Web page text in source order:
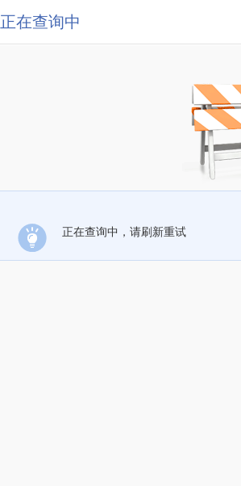
正在查询中
正在查询中，请刷新重试